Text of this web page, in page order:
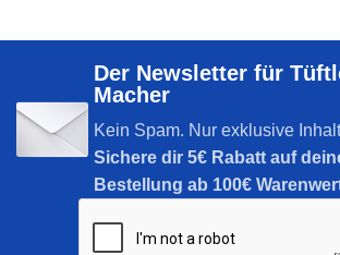
Der Newsletter für
Macher
Kein Spam. Nur exklusive
Sichere dir 5€ Rabatt auf
Bestellung ab 100€